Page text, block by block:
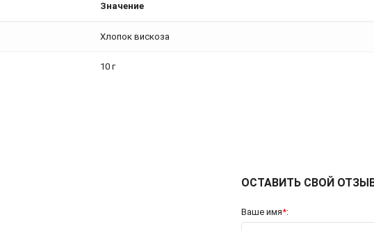
Значение
Хлопок вискоза
10 г
ОСТАВИТЬ СВОЙ
Ваше имя*: